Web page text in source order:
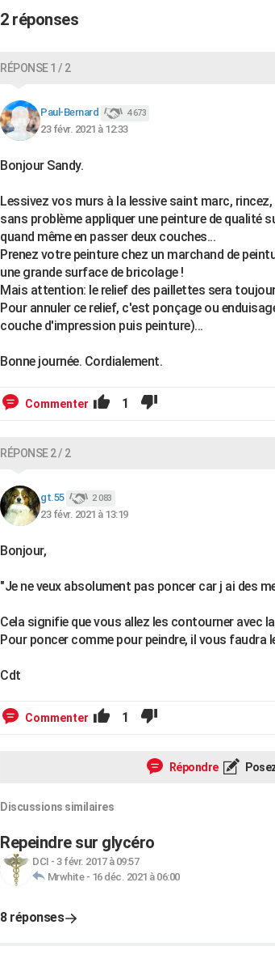
2 réponses
RÉPONSE 1 / 2
Paul-Bernard 4 673
23 févr. 2021 à 12:33
Bonjour Sandy.
Lessivez vos murs à la lessive saint marc,
sans problème appliquer une peinture de qualité
quand même en passer deux couches...
Prenez votre peinture chez un marchand de
une grande surface de bricolage !
Mais attention: le relief des paillettes sera
Pour annuler ce relief, c'est ponçage ou
couche d'impression puis peinture)...
Bonne journée. Cordialement.
Commenter 1
RÉPONSE 2 / 2
gt.55 2 083
23 févr. 2021 à 13:19
Bonjour,
"Je ne veux absolument pas poncer car j ai des
Cela signifie que vous allez les contourner avec
Pour poncer comme pour peindre, il vous faudra
Cdt
Commenter 1
Répondre
Discussions similaires
Repeindre sur glycéro
DCI - 3 févr. 2017 à 09:57
Mrwhite- 16 déc. 2021 à 06:00
8 réponses